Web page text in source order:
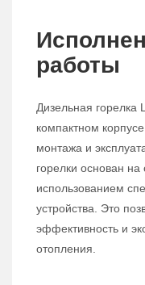
работы
Дизельная
компактном
монтажа и
горелки основан на
использованием
устройства. Это
эффективность и
отопления.